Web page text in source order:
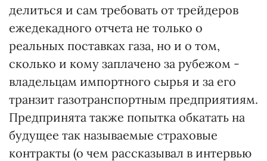
делиться и сам требовать от трейдеров
ежедекадного отчета не только о
реальных поставках газа, но и о том,
сколько и кому заплачено за рубежом -
владельцам импортного сырья и за его
транзит газотранспортным предприятиям.
Предпринята также попытка обкатать на
будущее так называемые страховые
контракты (о чем рассказывал в интервью